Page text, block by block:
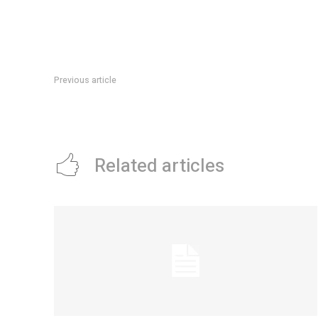
Previous article
Related articles